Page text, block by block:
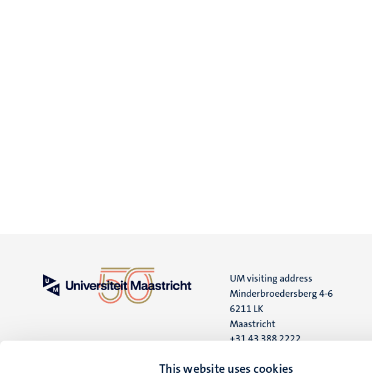
This website uses cookies
UM visiting address
Minderbroedersberg 4-6
6211 LK
Maastricht
+31 43 388 2222
UM postal address